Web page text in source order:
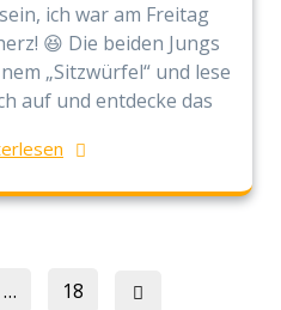
ich war am Freitag
😆 Die beiden Jungs
„Sitzwürfel“ und lese
auf und entdecke das
Seitennummerierung
… Page
18